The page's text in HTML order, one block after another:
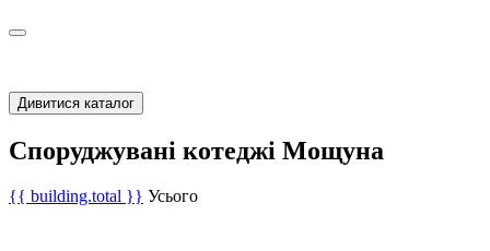
Дивитися каталог
Споруджувані котеджі Мощуна
{{ building.total }} Усього